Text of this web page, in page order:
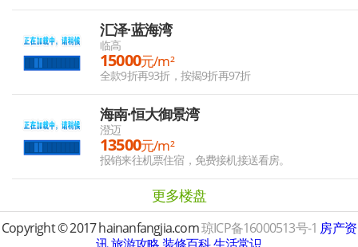
汇泽·蓝海湾
临高
15000元/m²
全款9折再93折，按揭9折再97折
海南·恒大御景湾
澄迈
13500元/m²
报销来往机票住宿，免费接机接送看房。
更多楼盘
Copyright © 2017 hainanfangjia.com琼ICP备16000513号-1 房产资